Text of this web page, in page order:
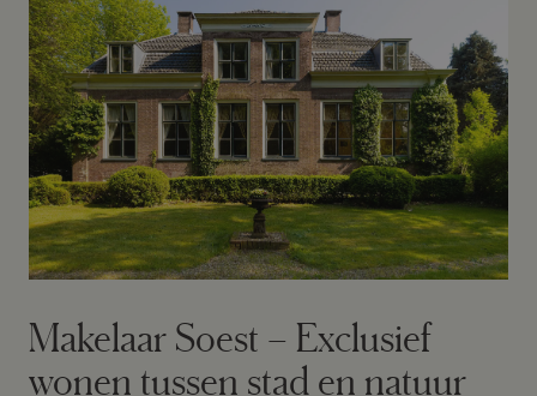
Makelaar Soest – Exclusief
wonen tussen stad en natuur